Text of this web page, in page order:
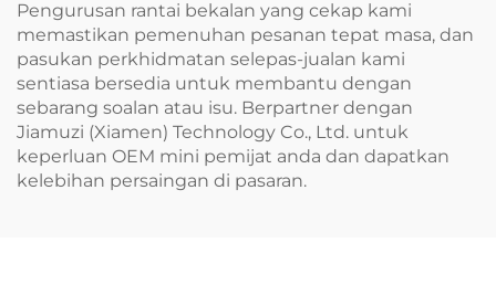
Pengurusan rantai bekalan yang cekap kami
memastikan pemenuhan pesanan tepat masa, dan
pasukan perkhidmatan selepas-jualan kami
sentiasa bersedia untuk membantu dengan
sebarang soalan atau isu. Berpartner dengan
Jiamuzi (Xiamen) Technology Co., Ltd. untuk
keperluan OEM mini pemijat anda dan dapatkan
kelebihan persaingan di pasaran.